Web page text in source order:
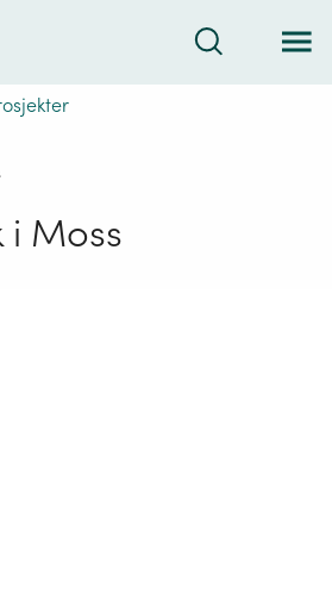
Søk
i Moss